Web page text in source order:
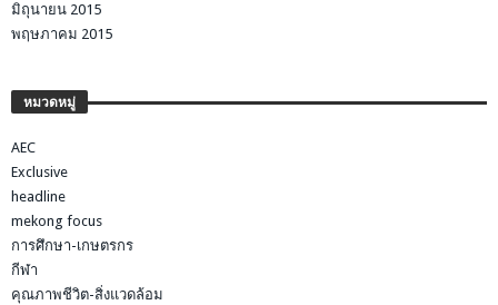
มิถุนายน 2015
พฤษภาคม 2015
หมวดหมู่
AEC
Exclusive
headline
mekong focus
การศึกษา-เกษตรกร
กีฬา
คุณภาพชีวิต-สิ่งแวดล้อม